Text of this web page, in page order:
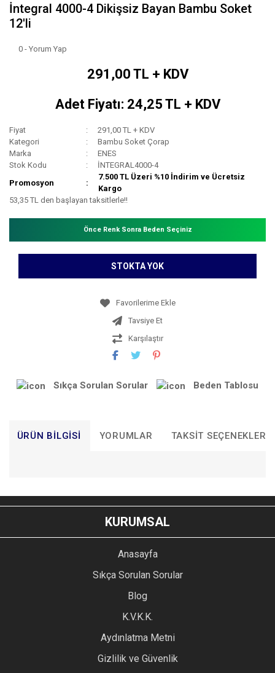
İntegral 4000-4 Dikişsiz Bayan Bambu Soket
12'li
0 - Yorum Yap
291,00 TL + KDV
Adet Fiyatı: 24,25 TL + KDV
Fiyat
291,00 TL + KDV
Kategori
Bambu Soket Çorap
Marka
ENES
Stok Kodu
İNTEGRAL4000-4
Promosyon
7.500 TL Üzeri %10 İndirim ve Ücretsiz
Kargo
53,35 TL den başlayan taksitlerle!!
Önce Renk Sonra Beden Seçiniz
STOKTA YOK
Tavsiye Et
Karşılaştır
Sıkça Sorulan Sorular Beden Tablosu
ÜRÜN BILGISI YORUMLAR TAKSIT SEÇENEKLERI
YORUM YAZ
Bu ürünün fiyat bilgisi, resim, ürün açıklamalarında ve diğer
konularda yetersiz gördüğünüz noktaları öneri formunu
kullanarak tarafımıza iletebilirsiniz.
Ürün resmi kalitesiz, bozuk veya görüntülenemiyor.
Ürün açıklamasında eksik bilgiler bulunuyor.
Ürün bilgilerinde hatalar bulunuyor.
Ürün fiyatı diğer sitelerden daha pahalı.
KURUMSAL
Anasayfa
Sıkça Sorulan Sorular
Blog
K.V.K.K.
Aydınlatma Metni
Gizlilik ve Güvenlik